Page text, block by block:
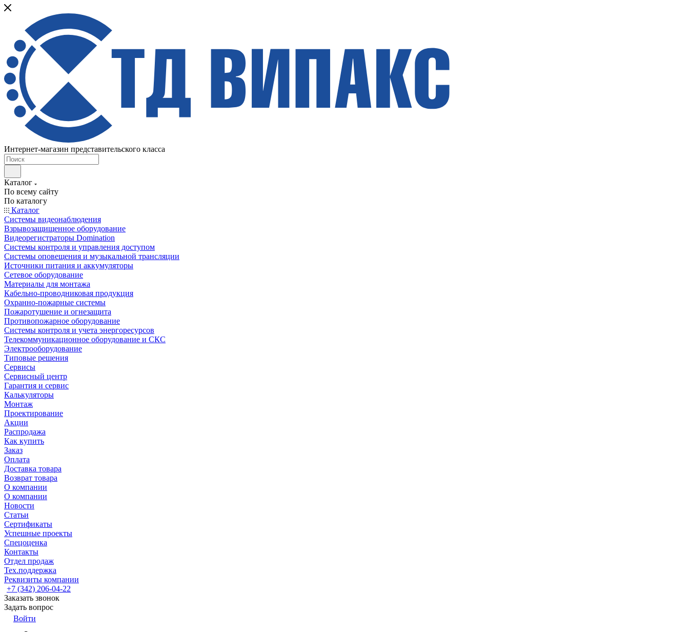
Интернет-магазин представительского класса
Каталог
По всему сайту
По каталогу
Каталог
Системы видеонаблюдения
Взрывозащищенное оборудование
Видеорегистраторы Domination
Системы контроля и управления доступом
Системы оповещения и музыкальной трансляции
Источники питания и аккумуляторы
Сетевое оборудование
Материалы для монтажа
Кабельно-проводниковая продукция
Охранно-пожарные системы
Пожаротушение и огнезащита
Противопожарное оборудование
Системы контроля и учета энергоресурсов
Телекоммуникационное оборудование и СКС
Электрооборудование
Типовые решения
Сервисы
Сервисный центр
Гарантия и сервис
Калькуляторы
Монтаж
Проектирование
Акции
Распродажа
Как купить
Заказ
Оплата
Доставка товара
Возврат товара
О компании
О компании
Новости
Статьи
Сертификаты
Успешные проекты
Спецоценка
Контакты
Отдел продаж
Тех.поддержка
Реквизиты компании
+7 (342) 206-04-22
Заказать звонок
Задать вопрос
Войти